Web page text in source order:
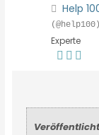
Help
(@help100)
Experte